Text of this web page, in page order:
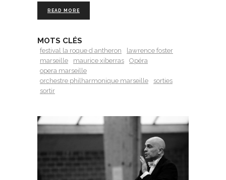
READ MORE
MOTS CLÉS
festival la roque d antheron
lawrence foster
marseille
maurice xiberras
Opéra
opera marseille
orchestre philharmonique marseille
sorties
sortir